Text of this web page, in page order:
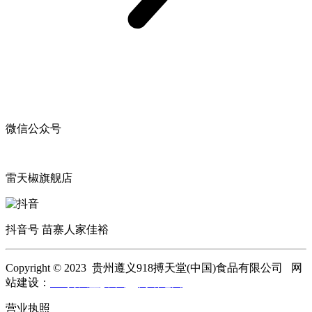
微信公众号
雷天椒旗舰店
抖音号 苗寨人家佳裕
Copyright © 2023 贵州遵义918搏天堂(中国)食品有限公司 网
站建设：
营业执照